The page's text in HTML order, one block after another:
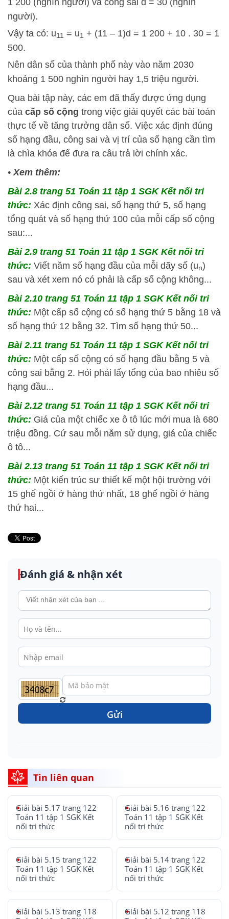
1 200 (nghìn người) và công sai d = 30 (nghìn
người).
Vậy ta có: u11 = u1 + (11 – 1)d = 1 200 + 10 . 30 = 1
500.
Nên dân số của thành phố này vào năm 2030
khoảng 1 500 nghìn người hay 1,5 triệu người.
Qua bài tập này, các em đã thấy được ứng dụng
của cấp số cộng trong việc giải quyết các bài toán
thực tế về tăng trưởng dân số. Việc xác định đúng
số hạng đầu, công sai và vị trí của số hạng cần tìm
là chìa khóa để đưa ra câu trả lời chính xác.
•Xem thêm:
Bài 2.8 trang 51 Toán 11 tập 1 SGK Kết nối tri
thức: Xác định công sai, số hạng thứ 5, số hạng
tổng quát và số hạng thứ 100 của mỗi cấp số cộng
sau:...
Bài 2.9 trang 51 Toán 11 tập 1 SGK Kết nối tri
thức: Viết năm số hạng đầu của mỗi dãy số (un)
sau và xét xem nó có phải là cấp số cộng không...
Bài 2.10 trang 51 Toán 11 tập 1 SGK Kết nối tri
thức: Một cấp số cộng có số hạng thứ 5 bằng 18 và
số hạng thứ 12 bằng 32. Tìm số hạng thứ 50...
Bài 2.11 trang 51 Toán 11 tập 1 SGK Kết nối tri
thức: Một cấp số cộng có số hạng đầu bằng 5 và
công sai bằng 2. Hỏi phải lấy tổng của bao nhiêu số
hạng đầu...
Bài 2.12 trang 51 Toán 11 tập 1 SGK Kết nối tri
thức: Giá của một chiếc xe ô tô lúc mới mua là 680
triệu đồng. Cứ sau mỗi năm sử dụng, giá của chiếc
ô tô...
Bài 2.13 trang 51 Toán 11 tập 1 SGK Kết nối tri
thức: Một kiến trúc sư thiết kế một hội trường với
15 ghế ngồi ở hàng thứ nhất, 18 ghế ngồi ở hàng
thứ hai...
Đánh giá & nhận xét
Gửi
Tin liên quan
Giải bài 5.17 trang 122
Toán 11 tập 1 SGK Kết
nối tri thức
Giải bài 5.16 trang 122
Toán 11 tập 1 SGK Kết
nối tri thức
Giải bài 5.15 trang 122
Toán 11 tập 1 SGK Kết
nối tri thức
Giải bài 5.14 trang 122
Toán 11 tập 1 SGK Kết
nối tri thức
Giải bài 5.13 trang 118
Giải bài 5.12 trang 118